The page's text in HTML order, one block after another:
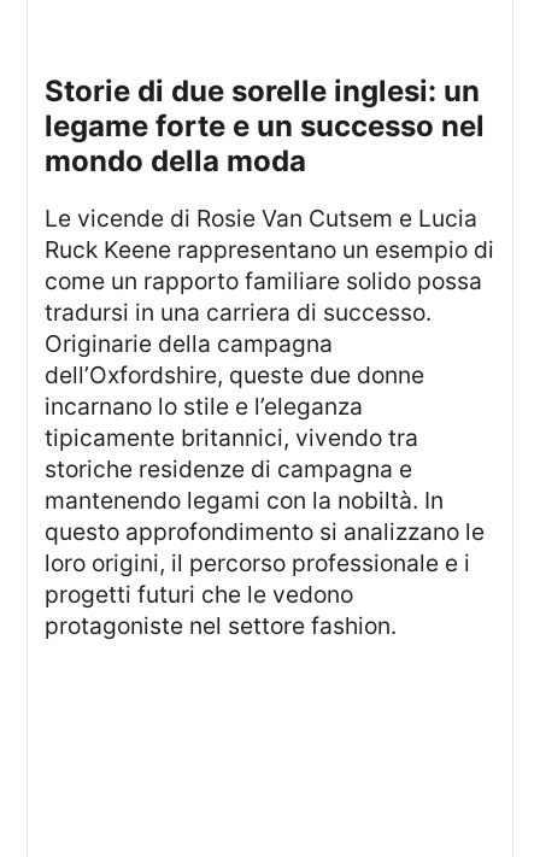
storie di due sorelle inglesi: un
legame forte e un successo nel
mondo della moda
Le vicende di Rosie Van Cutsem e Lucia
Ruck Keene rappresentano un esempio di
come un rapporto familiare solido possa
tradursi in una carriera di successo.
Originarie della campagna
dell’Oxfordshire, queste due donne
incarnano lo stile e l’eleganza
tipicamente britannici, vivendo tra
storiche residenze di campagna e
mantenendo legami con la nobiltà. In
questo approfondimento si analizzano le
loro origini, il percorso professionale e i
progetti futuri che le vedono
protagoniste nel settore fashion.